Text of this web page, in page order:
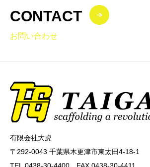
CONTACT
お問い合わせ
有限会社大虎
〒292-0043 千葉県木更津市東太田4-18-1